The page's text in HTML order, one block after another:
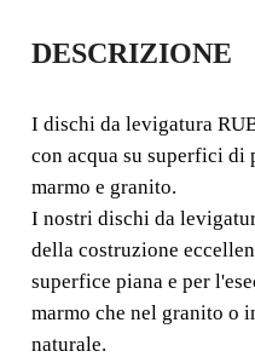
ACQUA
I dischi da levigatura
acqua su superfici di
e granito.
DESCRIZIONE
I dischi da levigatura
con acqua su superfici
marmo e granito.
I nostri dischi da
della costruzione
superfice piana e per
marmo che nel granito o
naturale.